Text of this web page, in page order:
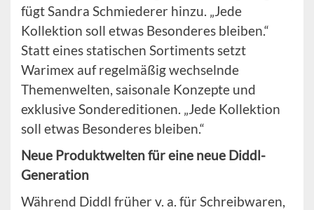
fügt Sandra Schmiederer hinzu. „Jede
Kollektion soll etwas Besonderes bleiben.“
Statt eines statischen Sortiments setzt
Warimex auf regelmäßig wechselnde
Themenwelten, saisonale Konzepte und
exklusive Sondereditionen. „Jede Kollektion
soll etwas Besonderes bleiben.“
Neue Produktwelten für eine neue Diddl-
Generation
Während Diddl früher v. a. für Schreibwaren,